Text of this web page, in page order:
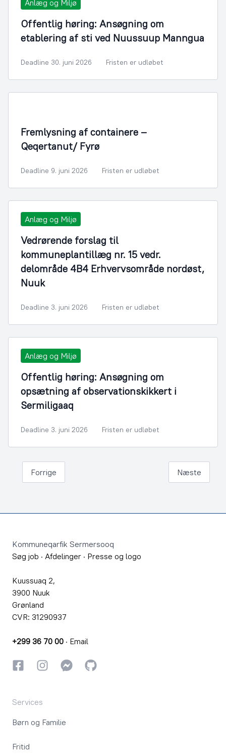
Anlæg og Miljø
Offentlig høring: Ansøgning om
etablering af sti ved Nuussuup Manngua
Deadline 30. juni 2026 Fristen er udløbet
Fremlysning af containere –
Qeqertanut/ Fyrø
Deadline 9. juni 2026 Fristen er udløbet
Anlæg og Miljø
Vedrørende forslag til
kommuneplantillæg nr. 15 vedr.
delområde 4B4 Erhvervsområde nordøst,
Nuuk
Deadline 3. juni 2026 Fristen er udløbet
Anlæg og Miljø
Offentlig høring: Ansøgning om
opsætning af observationskikkert i
Sermiligaaq
Deadline 3. juni 2026 Fristen er udløbet
Forrige Næste
Kommuneqarfik Sermersooq
Søg job · Afdelinger · Presse og logo
Kuussuaq 2,
3900 Nuuk
Grønland
CVR: 31290937
+299 36 70 00 · Email
FacebookInstagramInstagram
GitHub
Services
Børn og Familie
Fritid